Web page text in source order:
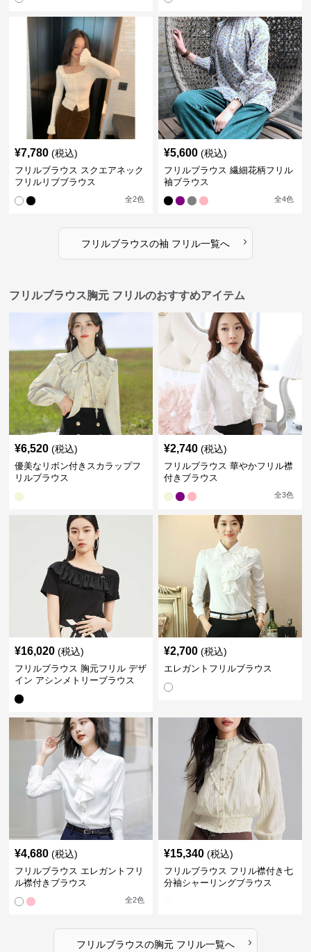
¥7,780 (税込)
フリルブラウス スクエアネック
フリルリブブラウス
全2色
¥5,600 (税込)
フリルブラウス 繊細花柄フリル
袖ブラウス
全4色
フリルブラウスの袖 フリル一覧へ ›
フリルブラウス胸元 フリルのおすすめアイテム
¥6,520 (税込)
優美なリボン付きスカラップフ
リルブラウス
¥2,740 (税込)
フリルブラウス 華やかフリル襟
付きブラウス
全3色
¥16,020 (税込)
フリルブラウス 胸元フリル デザ
イン アシンメトリーブラウス
¥2,700 (税込)
エレガントフリルブラウス
¥4,680 (税込)
フリルブラウス エレガントフリ
ル襟付きブラウス
全2色
¥15,340 (税込)
フリルブラウス フリル襟付き七
分袖シャーリングブラウス
フリルブラウスの胸元 フリル一覧へ ›